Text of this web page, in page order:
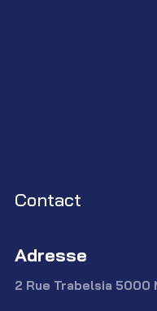
Contact
Adresse
2 Rue Trabelsia 5000